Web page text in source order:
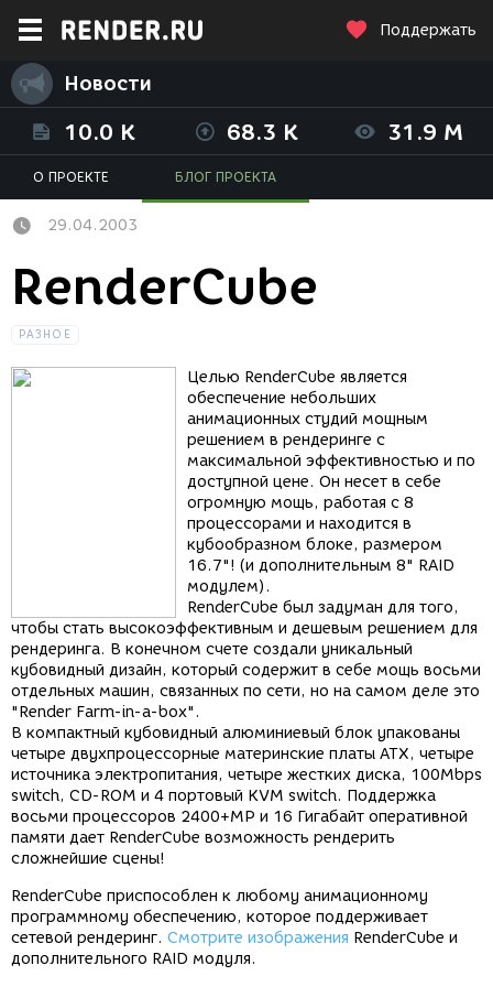
Поддержать
Новости
10.0 K 68.3 K 31.9 M
О ПРОЕКТЕ БЛОГ ПРОЕКТА
29.04.2003
RenderCube
РАЗНОЕ
Целью RenderCube является
обеспечение небольших
анимационных студий мощным
решением в рендеринге с
максимальной эффективностью и по
доступной цене. Он несет в себе
огромную мощь, работая с 8
процессорами и находится в
кубообразном блоке, размером
16.7"! (и дополнительным 8" RAID
модулем).
RenderCube был задуман для того,
чтобы стать высокоэффективным и дешевым решением для
рендеринга. В конечном счете создали уникальный
кубовидный дизайн, который содержит в себе мощь восьми
отдельных машин, связанных по сети, но на самом деле это
"Render Farm-in-a-box".
В компактный кубовидный алюминиевый блок упакованы
четыре двухпроцессорные материнские платы ATX, четыре
источника электропитания, четыре жестких диска, 100Mbps
switch, CD-ROM и 4 портовый KVM switch. Поддержка
восьми процессоров 2400+MP и 16 Гигабайт оперативной
памяти дает RenderCube возможность рендерить
сложнейшие сцены!
RenderCube приспособлен к любому анимационному
программному обеспечению, которое поддерживает
сетевой рендеринг. Смотрите изображения RenderCube и
дополнительного RAID модуля.